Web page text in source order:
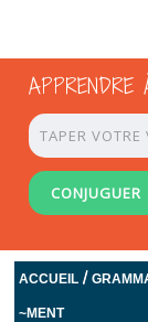
APPRENDRE
CONJUGUER
ACCUEIL /
~MENT